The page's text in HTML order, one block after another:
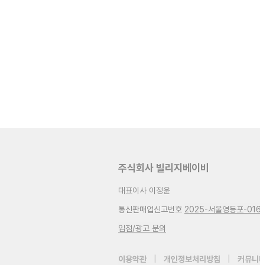
주식회사 빌리지베이비
대표이사 이정윤
통신판매업신고번호 2025-서울영등포-
입점/광고 문의
이용약관 개인정보처리방침 커뮤